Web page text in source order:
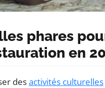
phares
en
desactivités culturelles